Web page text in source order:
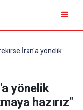
İran'a yönelik
yönelik
hazırız"